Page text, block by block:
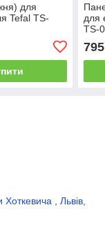
для
Tefal TS-
для
TS-
795
, Львів,